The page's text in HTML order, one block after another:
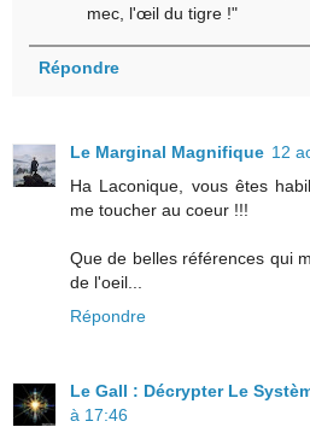
mec, l'œil du tigre !"
Répondre
Le Marginal Magnifique 12
Ha Laconique, vous êtes
me toucher au coeur !!!
Que de belles références qui
de l'oeil...
Répondre
Le Gall : Décrypter Le
à 17:46